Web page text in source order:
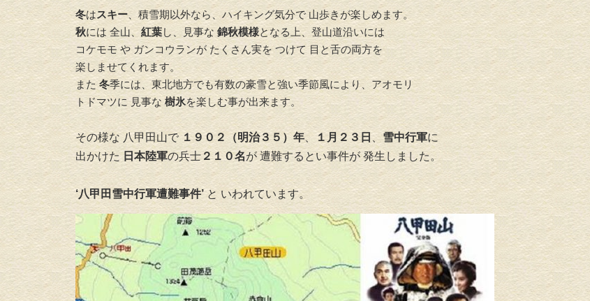
冬はスキー 、積雪期以外なら、ハイキング気分で 山歩きが楽しめます。
秋には 全山、 紅葉し、見事な 錦秋模様となる上、登山道沿いには
コケモモ や ガンコウランが たくさん実を つけて 目と舌の両方を
楽しませてくれます。
また 冬季には、東北地方でも有数の豪雪と強い季節風により、アオモリ
トドマツに 見事な 樹氷を楽しむ事が出来ます。
その様な 八甲田山で １９０２（明治３５）年、 １月２３日 、雪中行軍に
出かけた 日本陸軍の兵士 ２１０名が 遭難するとい事件が 発生しました。
‘八甲田雪中行軍遭難事件’と いわれています。